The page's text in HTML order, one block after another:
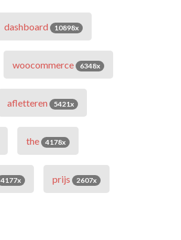
dashboard 10898x
woocommerce 6348x
afletteren 5421x
the 4178x
4177x prijs 2607x